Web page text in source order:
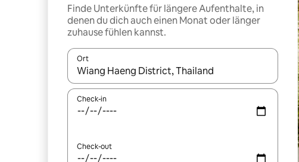
Finde Unterkünfte für längere Aufenthalte, in
denen du dich auch einen Monat oder länger
zuhause fühlen kannst.
Ort
Wenn Ergebnisse verfügbar sind, navigiere mit den
Check-in
Check-out